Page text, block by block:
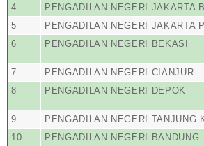
4 PENGADILAN NEGERI JAKARTA
5
PENGADILAN NEGERI JAKARTA
6
PENGADILAN NEGERI BEKASI
7 PENGADILAN NEGERI CIANJUR
8
PENGADILAN NEGERI DEPOK
9 PENGADILAN NEGERI TANJUNG
10
PENGADILAN NEGERI BANDUNG